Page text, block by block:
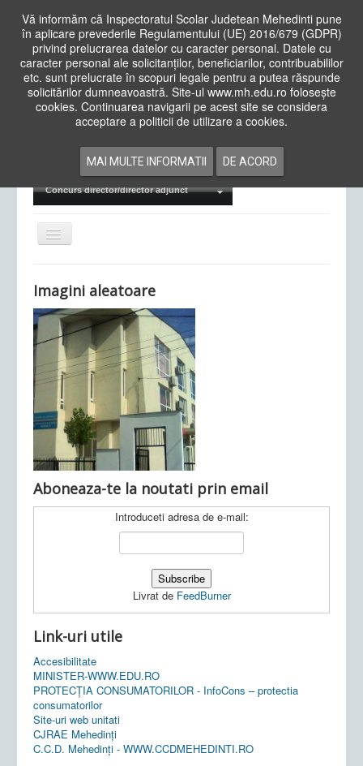
Vă informăm că Inspectoratul Scolar Judetean Mehedinti pune
în aplicare prevederile Regulamentului (UE) 2016/679 (GDPR)
privind prelucrarea datelor cu caracter personal. Datele cu
caracter personal ale solicitanților, beneficiarilor, contribuabililor
etc. sunt prelucrate în scopuri legale pentru a putea răspunde
solicitărilor dumneavoastră. Site-ul www.mh.edu.ro folosește
cookies. Continuarea navigarii pe acest site se considera
acceptare a politicii de utilizare a cookies.
MAI MULTE INFORMATII DE ACORD
Cauta
in
siteAcasa Cadre Didactice
Examene Naționale
Concurs director/director adjunct
Comută
navigarea
Ultimele articole: Vi, 04.11.2022 -
Județean Mehedinți
Imagini aleatoare
Aboneaza-te la noutati prin email
Introduceti adresa de e-mail:
Livrat de FeedBurner
Link-uri utile
Accesibilitate
MINISTER-WWW.EDU.RO
PROTECȚIA CONSUMATORILOR - InfoCons – protectia
consumatorilor
Site-uri web unitati
CJRAE Mehedinți
C.C.D. Mehedinţi - WWW.CCDMEHEDINTI.RO